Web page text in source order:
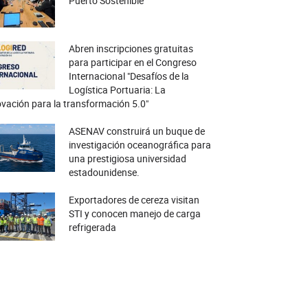
Abren inscripciones gratuitas
para participar en el Congreso
Internacional "Desafíos de la
Logística Portuaria: La
para la transformación 5.0"
ASENAV construirá un buque de
investigación oceanográfica para
una prestigiosa universidad
estadounidense.
Exportadores de cereza visitan
STI y conocen manejo de carga
refrigerada